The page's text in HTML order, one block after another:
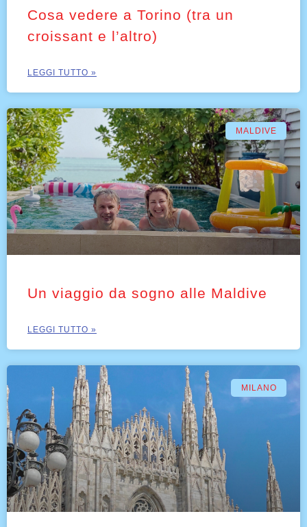
Cosa vedere a Torino (tra un
croissant e l’altro)
LEGGI TUTTO »
MALDIVE
Un viaggio da sogno alle Maldive
LEGGI TUTTO »
MILANO